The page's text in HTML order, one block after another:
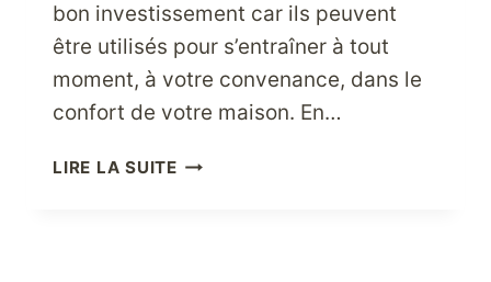
bon investissement car ils peuvent
être utilisés pour s’entraîner à tout
moment, à votre convenance, dans le
confort de votre maison. En…
LIRE LA SUITEPERDEZ